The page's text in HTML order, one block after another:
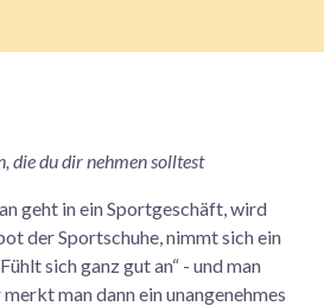
die du dir nehmen solltest
geht in ein Sportgeschäft, wird
der Sportschuhe, nimmt sich ein
sich ganz gut an“ - und man
man dann ein unangenehmes